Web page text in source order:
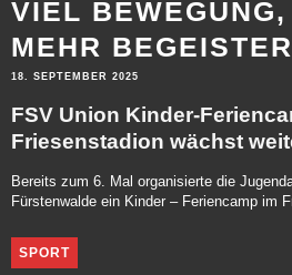
VIEL BEWEGUNG,
MEHR
18. SEPTEMBER 2025
FSV Union Kinder-
Friesenstadion wächst
Bereits zum 6. Mal organisierte die
Fürstenwalde ein Kinder – Feriencamp im
SPORT